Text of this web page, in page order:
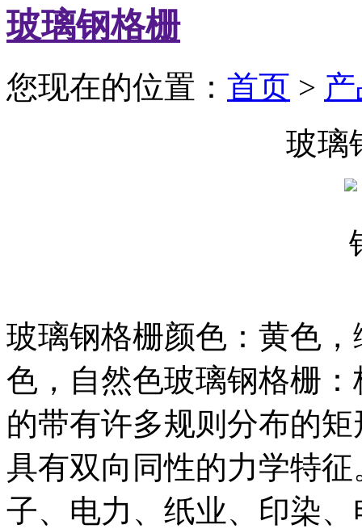
玻璃钢格栅
您现在的位置： 首页 >
玻璃
玻璃钢格栅颜色：黄色
色，自然色玻璃钢格栅
的带有许多规则分布的
具有双向同性的力学特
子、电力、纸业、印染